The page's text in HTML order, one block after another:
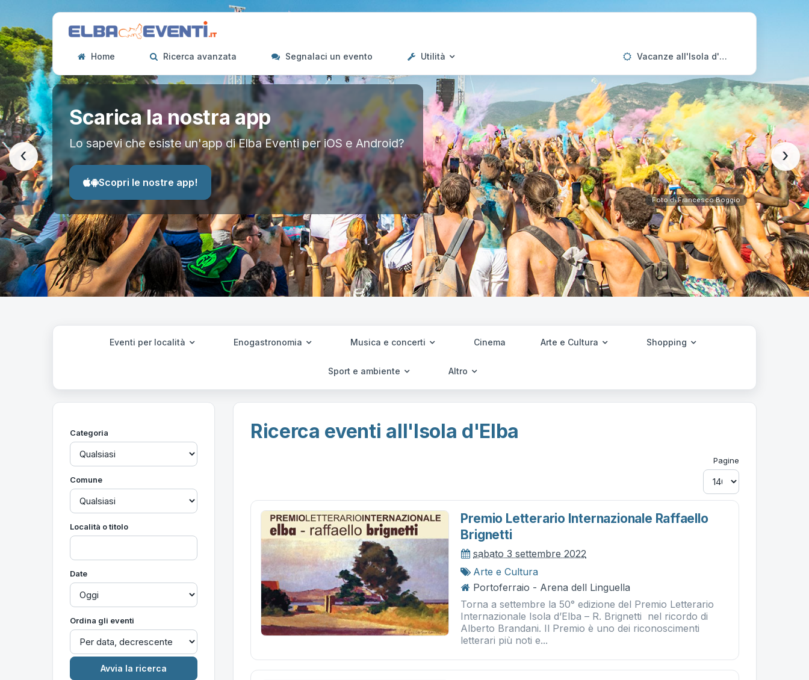
Home Ricerca avanzata Segnalaci un evento Utilità Vacanze all'Isola d'Elba
Scarica la nostra app
Lo sapevi che esiste un'app di Elba Eventi per iOS e Android?
Scopri le nostre app!
Foto di Francesco Boggio
‹ ›
Eventi per località Enogastronomia Musica e concerti Cinema Arte e Cultura Shopping
Sport e ambiente Altro
Categoria
Comune
Località o titolo
Date
Ordina gli eventi
Ricerca eventi all'Isola d'Elba
Pagine
Premio Letterario Internazionale Raffaello
Brignetti
sabato 3 settembre 2022
Arte e Cultura
Portoferraio - Arena dell Linguella
Torna a settembre la 50° edizione del Premio Letterario
Internazionale Isola d’Elba – R. Brignetti nel ricordo di
Alberto Brandani. Il Premio è uno dei riconoscimenti
letterari più noti e...